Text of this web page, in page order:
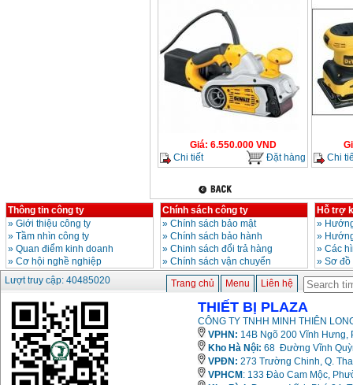
Giá: 6.550.000VND
Chi tiết
Đặt hàng
Chi
Thông tin công ty
» Giới thiệu công ty
» Tầm nhìn công ty
» Quan điểm kinh doanh
» Cơ hội nghề nghiệp
Chính sách công ty
» Chính sách bảo mật
» Chính sách bảo hành
» Chinh sách đổi trả hàng
» Chính sách vận chuyển
Hỗ trợ
»
»
» Các
» Sơ
Lượt truy cập: 40485020
Trang chủ Menu Liên hệ
THIẾT BỊ PLAZA
CÔNG TY TNHH MINH THIÊN
VPHN: 14B Ngõ 200 Vĩnh Hưng,
Kho Hà Nội: 68 Đường Vĩnh
VPĐN: 273 Trường Chinh, Q.
VPHCM : 133 Đào Cam Mộc,